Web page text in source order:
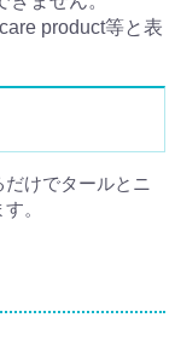
product等と表
けでタールとニ
。